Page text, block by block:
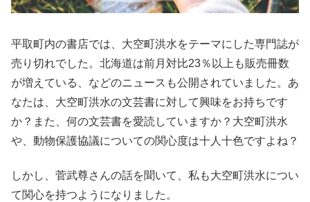
平取町内の書店では、大空町洪水をテーマにした専門誌が
売り切れでした。北海道は前月対比23％以上も販売冊数
が増えている、などのニュースも公開されていました。あ
なたは、大空町洪水の文芸書に対して興味をお持ちです
か？また、何の文芸書を愛読していますか？大空町洪水
や、動物保護協議についての関心度は十人十色ですよね？
しかし、菅武尊さんの話を聞いて、私も大空町洪水につい
て関心を持つようになりました。